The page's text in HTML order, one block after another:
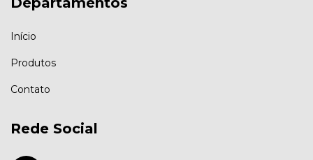
Início
Produtos
Contato
Rede Social